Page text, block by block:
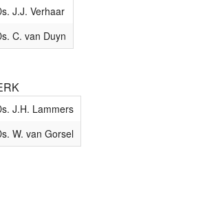
J.J. Verhaar
C. van Duyn
J.H. Lammers
W. van Gorsel